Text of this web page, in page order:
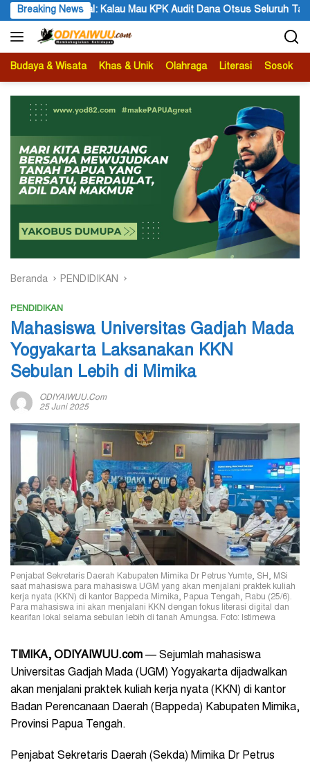
Langsung
ke
konten
Breaking News
Dana Otsus Seluruh Tanah Papua STT GIDI Papua
Budaya & Wisata Khas & Unik Olahraga Literasi Sosok
Beranda PENDIDIKAN
PENDIDIKAN
Mahasiswa Universitas Gadjah Mada
Yogyakarta Laksanakan KKN
Sebulan Lebih di Mimika
ODIYAIWUU.com
25 Juni 2025
Penjabat Sekretaris Daerah Kabupaten Mimika Dr Petrus Yumte, SH, MSi
saat mahasiswa para mahasiswa UGM yang akan menjalani praktek kuliah
kerja nyata (KKN) di kantor Bappeda Mimika, Papua Tengah, Rabu (25/6).
Para mahasiswa ini akan menjalani KKN dengan fokus literasi digital dan
kearifan lokal selama sebulan lebih di tanah Amungsa. Foto: Istimewa
TIMIKA, ODIYAIWUU.com — Sejumlah mahasiswa
Universitas Gadjah Mada (UGM) Yogyakarta dijadwalkan
akan menjalani praktek kuliah kerja nyata (KKN) di kantor
Badan Perencanaan Daerah (Bappeda) Kabupaten Mimika,
Provinsi Papua Tengah.
Penjabat Sekretaris Daerah (Sekda) Mimika Dr Petrus